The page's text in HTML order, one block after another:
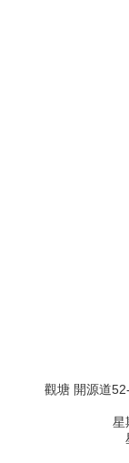
觀塘 開源道
星